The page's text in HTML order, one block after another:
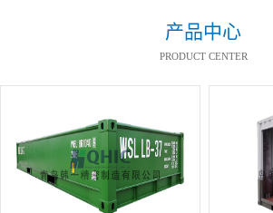
产品中心
PRODUCT CENTER